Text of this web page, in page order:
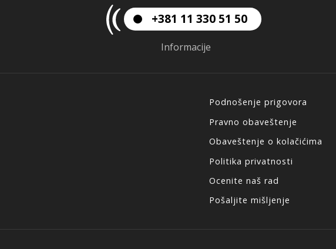
+381 11 330 51 50
Informacije
Podnošenje prigovora
Pravno obaveštenje
Obaveštenje o kolačićima
Politika privatnosti
Ocenite naš rad
Pošaljite mišljenje